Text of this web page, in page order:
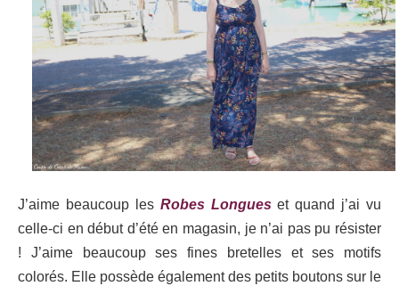
J’aime beaucoup les Robes Longueset quand j’ai vu
celle-ci en début d’été en magasin, je n’ai pas pu résister
! J’aime beaucoup ses fines bretelles et ses motifs
colorés. Elle possède également des petits boutons sur le